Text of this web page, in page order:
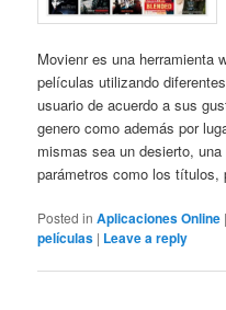
Movienr es una herramienta
películas utilizando
usuario de acuerdo a sus
genero como además por
mismas sea un desierto,
parámetros como los títulos,
Posted in Aplicaciones Online
películas | Leave a reply